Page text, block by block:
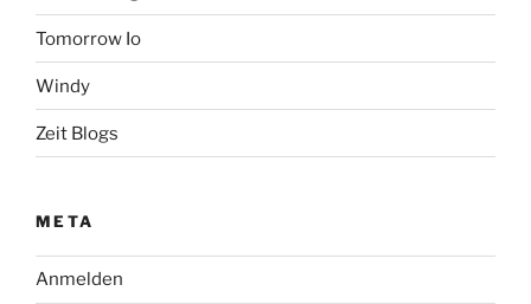
Tomorrow Io
Windy
Zeit Blogs
META
Anmelden